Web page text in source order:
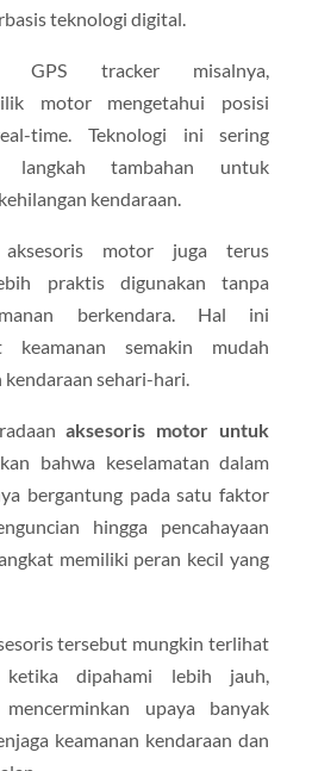
teknologi digital.
GPS tracker misalnya,
motor mengetahui posisi
time. Teknologi ini sering
langkah tambahan untuk
kendaraan.
motor juga terus
praktis digunakan tanpa
berkendara. Hal ini
keamanan semakin mudah
sehari-hari.
aksesoris motor untuk
bahwa keselamatan dalam
bergantung pada satu faktor
hingga pencahayaan
memiliki peran kecil yang
tersebut mungkin terlihat
ketika dipahami lebih jauh,
upaya banyak
keamanan kendaraan dan